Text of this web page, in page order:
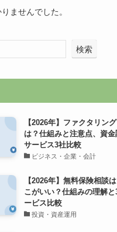
ませんでした。
検索
【2026年】ファクタリン
は？仕組みと注意点、資金
サービス3社比較
ビジネス・企業・会計
【2026年】無料保険相談
こがいい？仕組みの理解と
ービス比較
投資・資産運用